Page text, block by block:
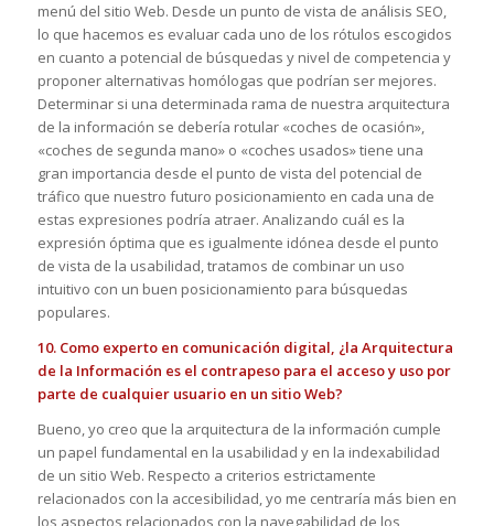
menú del sitio Web. Desde un punto de vista de análisis SEO,
lo que hacemos es evaluar cada uno de los rótulos escogidos
en cuanto a potencial de búsquedas y nivel de competencia y
proponer alternativas homólogas que podrían ser mejores.
Determinar si una determinada rama de nuestra arquitectura
de la información se debería rotular «coches de ocasión»,
«coches de segunda mano» o «coches usados» tiene una
gran importancia desde el punto de vista del potencial de
tráfico que nuestro futuro posicionamiento en cada una de
estas expresiones podría atraer. Analizando cuál es la
expresión óptima que es igualmente idónea desde el punto
de vista de la usabilidad, tratamos de combinar un uso
intuitivo con un buen posicionamiento para búsquedas
populares.
10. Como experto en comunicación digital, ¿la Arquitectura
de la Información es el contrapeso para el acceso y uso por
parte de cualquier usuario en un sitio Web?
Bueno, yo creo que la arquitectura de la información cumple
un papel fundamental en la usabilidad y en la indexabilidad
de un sitio Web. Respecto a criterios estrictamente
relacionados con la accesibilidad, yo me centraría más bien en
los aspectos relacionados con la navegabilidad de los